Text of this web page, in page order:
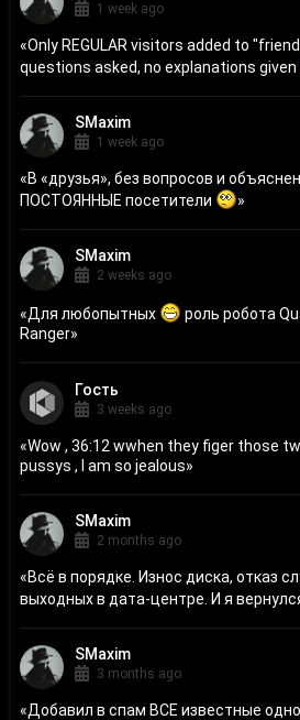
«Only REGULAR visitors added to
questions asked, no explanations given
1 week ago
«В «друзья», без вопросов и
ПОСТОЯННЫЕ посетители
»
SMaxim
1 week ago
«Для любопытных
роль робота
Ranger»
SMaxim
2 weeks ago
«Wow , 36:12 wwhen they figer those
pussys , I am so jealous»
Гость
3 weeks ago
«Всё в порядке. Износ диска, отказ
выходных в дата-центре. И я
SMaxim
2 months ago
«Добавил в спам ВСЕ известные
SMaxim
3 months ago